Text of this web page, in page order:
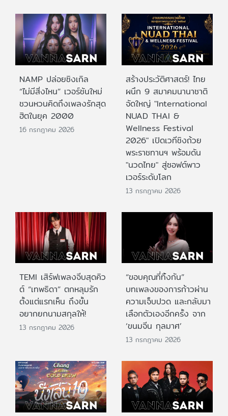
NAMP ปล่อยซิงเกิล
“ไม่มีสิ่งไหน” เวอร์ชันใหม่
ชวนหวนคิดถึงเพลงรักสุด
ฮิตในยุค 2000
16 กรกฎาคม 2026
สร้างประวัติศาสตร์! ไทย
ผนึก 9 สมาคมนานาชาติ
จัดใหญ่ "International
NUAD THAI &
Wellness Festival
2026" เปิดเวทีชิงถ้วย
พระราชทานฯ พร้อมดัน
"นวดไทย" สู่ซอฟต์พาว
เวอร์ระดับโลก
13 กรกฎาคม 2026
TEMI เสิร์ฟเพลงจีบสุดคิว
ต์ “เทพธิดา” ตกหลุมรัก
ตั้งแต่แรกเห็น ถึงขั้น
อยากยกนามสกุลให้!
13 กรกฎาคม 2026
“ขอบคุณที่ทิ้งกัน”
บทเพลงของการก้าวผ่าน
ความเจ็บปวด และกลับมา
เลือกตัวเองอีกครั้ง จาก
‘ขนมจีน กุลมาศ’
13 กรกฎาคม 2026